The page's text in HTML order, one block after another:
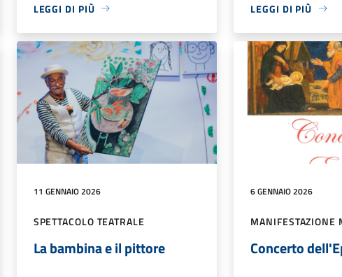
LEGGI DI PIÙ LEGGI DI PIÙ
11 GENNAIO 2026
SPETTACOLO TEATRALE
La bambina e il pittore
6 GENNAIO 2026
MANIFESTAZIONE
Concerto